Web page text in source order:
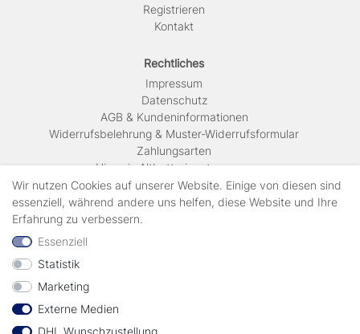
Registrieren
Kontakt
Rechtliches
Impressum
Daten­schutz
AGB & Kundeninformationen
Widerrufsbelehrung & Muster-Widerrufsformular
Zahlungsarten
Hinweis Altbatterieentsorgung
Versandkosten & Lieferinformationen
Zahlungsarten
geprüft durch
Wir nutzen Cookies auf unserer Website. Einige von diesen sind
essenziell, während andere uns helfen, diese Website und Ihre
Erfahrung zu verbessern.
Essenziell
Statistik
Marketing
Externe Medien
DHL Wunschzustellung